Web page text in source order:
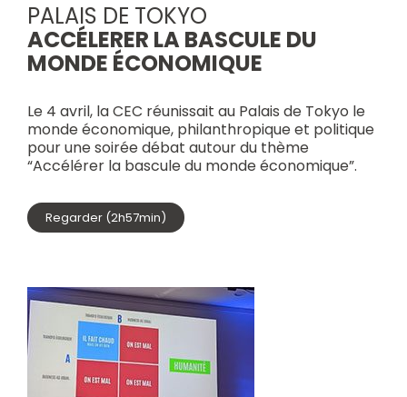
PALAIS DE TOKYO
ACCÉLERER LA BASCULE DU
MONDE ÉCONOMIQUE
Le 4 avril, la CEC réunissait au Palais de Tokyo le
monde économique, philanthropique et politique
pour une soirée débat autour du thème
“Accélérer la bascule du monde économique”.
Regarder (2h57min)